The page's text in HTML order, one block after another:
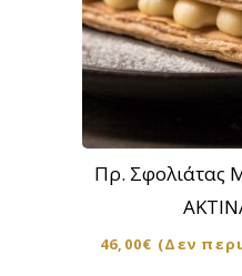
Πρ. Σφολιάτας
46,00€ (Δεν